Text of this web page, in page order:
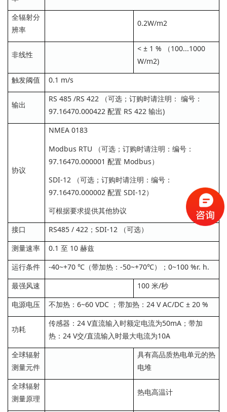
全辐射分
辨率
0.2W/m2
非线性
< ± 1 % （100...1000
W/m2)
触发阈值
0.1 m/s
输出
RS 485 /RS 422 （可选；订购时请注明： 编号：
97.16470.000422 配置 RS 422 输出)
协议
NMEA 0183
Modbus RTU （可选；订购时请注明：编号：
97.16470.000001 配置 Modbus）
SDI-12 （可选；订购时请注明：编号：
97.16470.000002 配置 SDI-12）
可根据要求提供其他协议
接口
RS485 / 422；SDI-12 （可选）
测量速率
0.1 至 10 赫兹
运行条件
-40~+70 ℃（带加热：-50~+70℃）；0~100 %r. h.
最强风速
100 米/秒
电源电压
不加热：6~60 VDC ；带加热：24 V AC/DC ± 20 %
功耗
传感器：24 V直流输入时额定电流为50mA；带加
热：24 V交/直流输入时最大电流为10A
全球辐射
测量元件
具有高品质热电单元的热
电堆
全球辐射
测量原理
热电高温计